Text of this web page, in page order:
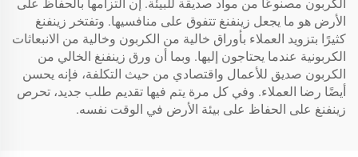
الكربون مصنوعًا من مواد صديقة للبيئة. إن التزامها بالحفاظ على
الأرض هو ما يجعل زينفنغ تتفوق على منافسيها. وتفتخر زينفنغ
كثيرًا بتزويد العملاء بأوراق خالية من الكربون وخالية من الانبعاثات
الكربونية عندما يحتاجون إليها. وبما أن ورق زينفنغ الخالي من
الكربون صديق للأعمال واقتصادي من حيث التكلفة، فإنه يحسن
أيضًا رضا العملاء. وفي كل مرة يتم فيها تقديم طلب جديد، تحرص
زينفنغ على الحفاظ على بيئة الأرض في الوقت نفسه.